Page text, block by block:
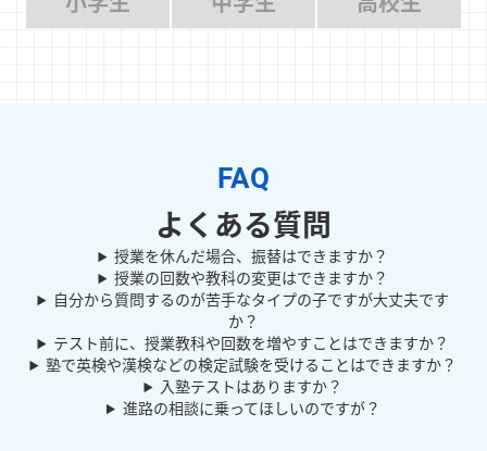
よくある質問
授業を休んだ場合、振替はできますか？
授業の回数や教科の変更はできますか？
自分から質問するのが苦手なタイプの子ですが大丈夫です
か？
テスト前に、授業教科や回数を増やすことはできますか？
塾で英検や漢検などの検定試験を受けることはできますか？
入塾テストはありますか？
進路の相談に乗ってほしいのですが？